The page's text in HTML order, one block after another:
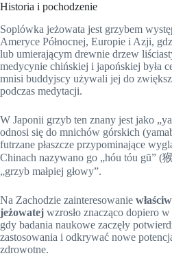
Historia i pochodzenie
Soplówka jeżowata jest grzybem
Ameryce Północnej, Europie i Azji,
lub umierającym drewnie drzew
medycynie chińskiej i japońskiej była
mnisi buddyjscy używali jej do
podczas medytacji.
W Japonii grzyb ten znany jest jako
odnosi się do mnichów górskich
futrzane płaszcze przypominające
Chinach nazywano go „hóu tóu gū” (
„grzyb małpiej głowy”.
Na Zachodzie zainteresowanie
jeżowatej wzrosło znacząco dopiero
gdy badania naukowe zaczęły
zastosowania i odkrywać nowe
zdrowotne.